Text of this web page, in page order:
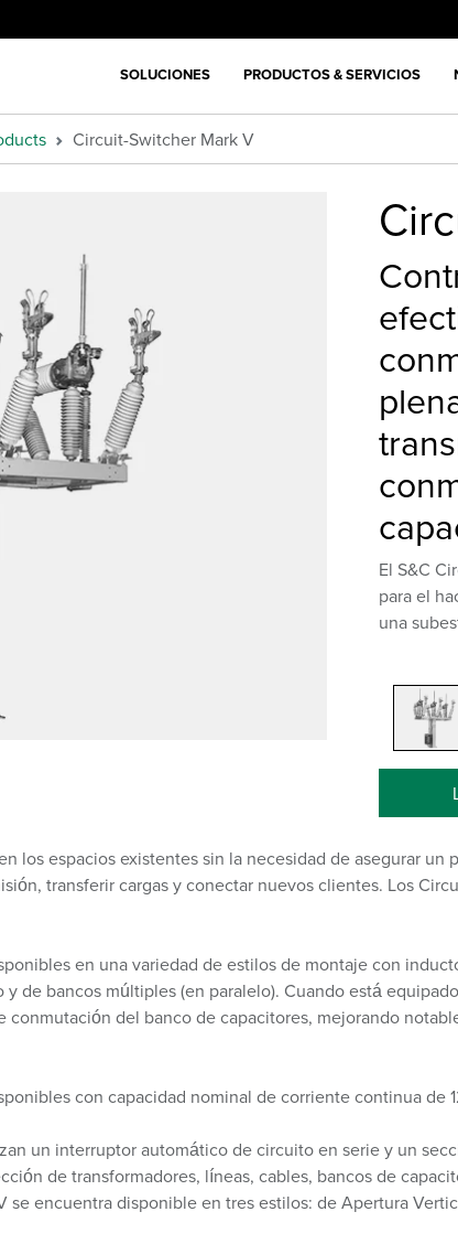
SOLUCIONES PRODUCTOS & SERVICIOS
Circuit-Switcher Mark V
El S&C
para el
una
los espacios existentes sin la necesidad de asegurar
transferir cargas y conectar nuevos clientes. Los
en una variedad de estilos de montaje con
de bancos múltiples (en paralelo). Cuando está
del banco de capacitores, mejorando
con capacidad nominal de corriente continua de
un interruptor automático de circuito en serie y un
de transformadores, líneas, cables, bancos de
se encuentra disponible en tres estilos: de Apertura